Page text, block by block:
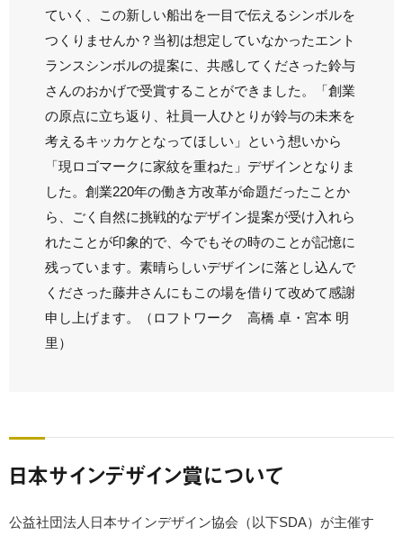
ていく、この新しい船出を一目で伝えるシンボルを
つくりませんか？当初は想定していなかったエント
ランスシンボルの提案に、共感してくださった鈴与
さんのおかげで受賞することができました。「創業
の原点に立ち返り、社員一人ひとりが鈴与の未来を
考えるキッカケとなってほしい」という想いから
「現ロゴマークに家紋を重ねた」デザインとなりま
した。創業220年の働き方改革が命題だったことか
ら、ごく自然に挑戦的なデザイン提案が受け入れら
れたことが印象的で、今でもその時のことが記憶に
残っています。素晴らしいデザインに落とし込んで
くださった藤井さんにもこの場を借りて改めて感謝
申し上げます。（ロフトワーク 高橋 卓・宮本 明
里）
日本サインデザイン賞について
公益社団法人日本サインデザイン協会（以下SDA）が主催す